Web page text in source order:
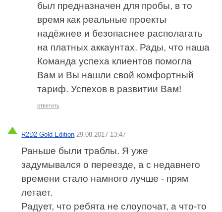
был предназначен для пробы, в то
время как реальные проекты
надёжнее и безопаснее располагать
на платных аккаунтах. Рады, что наша
Команда успеха клиентов помогла
Вам и Вы нашли свой комфортный
тариф. Успехов в развитии Вам!
ответить
R2D2 Gold Edition 29.08.2017 13:47
Раньше были траблы. Я уже
задумывался о переезде, а с недавнего
времени стало намного лучше - прям
летает.
Радует, что ребята не слоупочат, а что-то